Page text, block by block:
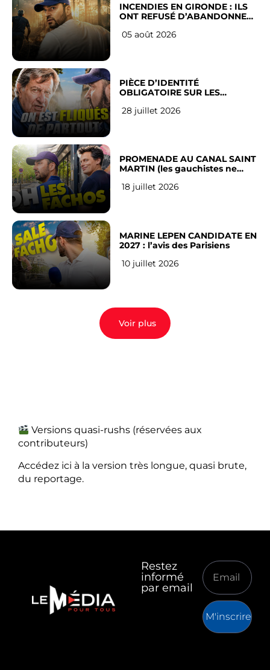
INCENDIES EN GIRONDE : ILS
ONT REFUSÉ D’ABANDONNER
05 août 2026
PIÈCE D’IDENTITÉ
OBLIGATOIRE SUR LES
Français
28 juillet 2026
PROMENADE AU CANAL SAINT
MARTIN (les gauchistes ne
18 juillet 2026
MARINE LEPEN CANDIDATE EN
2027 : l’avis des Parisiens
10 juillet 2026
Voir plus
Versions quasi-rushs (réservées aux
contributeurs)
Accédez ici à la version très longue, quasi brute,
du reportage.
Restez
informé
par email
M'inscrire